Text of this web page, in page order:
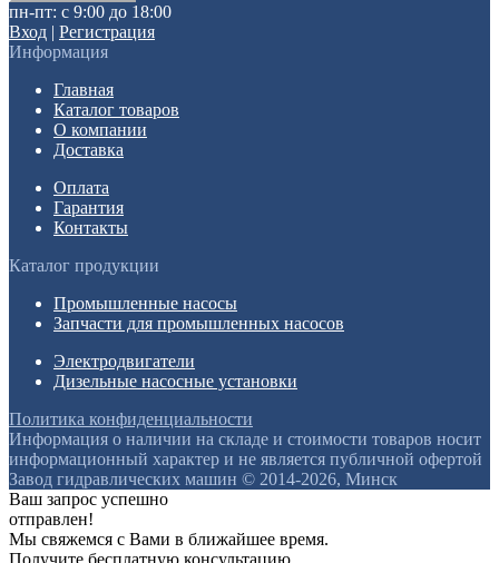
пн-пт: с 9:00 до 18:00
Вход | Регистрация
Информация
Главная
Каталог товаров
О компании
Доставка
Оплата
Гарантия
Контакты
Каталог продукции
Промышленные насосы
Запчасти для промышленных насосов
Электродвигатели
Дизельные насосные установки
Политика конфиденциальности
Информация о наличии на складе и стоимости товаров носит
информационный характер и не является публичной офертой
Завод гидравлических машин © 2014-2026, Минск
Ваш запрос успешно
отправлен!
Мы свяжемся с Вами в ближайшее время.
Получите бесплатную консультацию